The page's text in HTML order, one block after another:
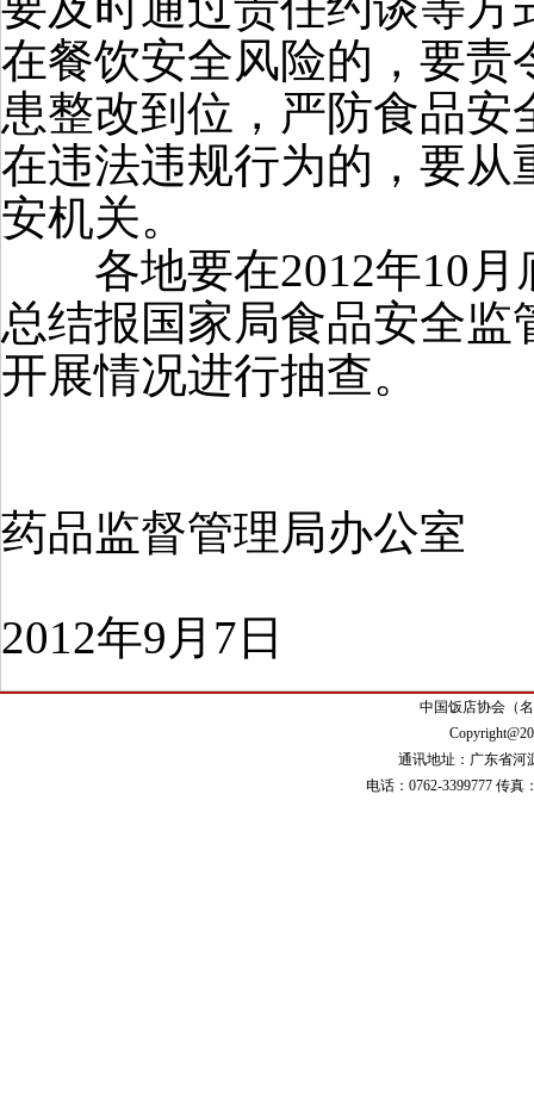
在餐饮安全风险的，要
患整改到位，严防食品
在违法违规行为的，要
安机关。
各地要在2012年10月
总结报国家局食品安全
开展情况进行抽查。
药品监督管理局办公室
2012年9月7日
中国饭店协会（
通讯地址：广东省河
电话：0762-3399777 传真